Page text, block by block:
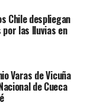
Chile despliegan
las lluvias en
Varas de Vicuña
de Cueca